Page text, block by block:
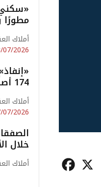
مطورًا
أملاك
07/2026
174 أصلًا بأكثر من 115 مليون ريال
أملاك
07/2026
خلال
أملاك